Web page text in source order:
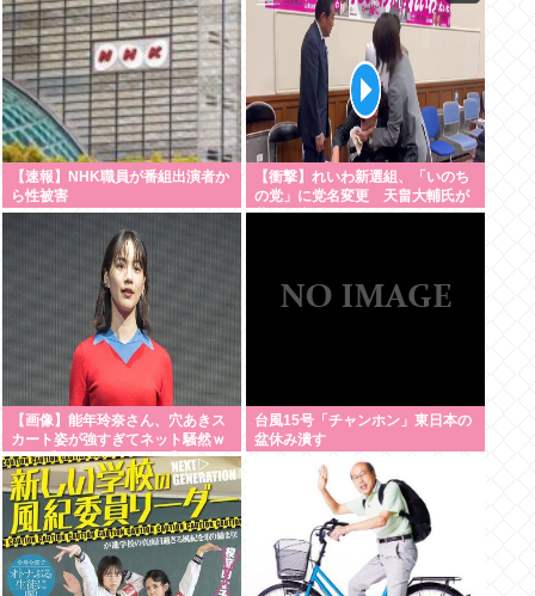
【速報】NHK職員が番組出演者か
ら性被害
【衝撃】れいわ新選組、「いのち
の党」に党名変更 天畠大輔氏が
共同代表へ
【画像】能年玲奈さん、穴あきス
カート姿が強すぎてネット騒然ｗ
ｗｗ 【Pickup07092033】
台風15号「チャンホン」東日本の
盆休み潰す